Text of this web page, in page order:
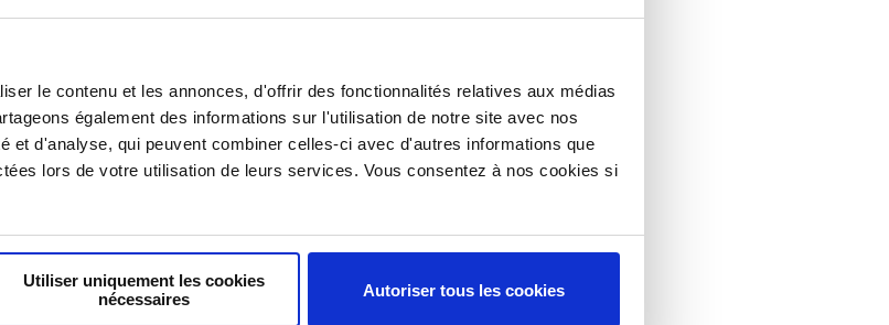
le contenu et les annonces, d'offrir des fonctionnalités relatives aux médias
également des informations sur l'utilisation de notre site avec nos
et d'analyse, qui peuvent combiner celles-ci avec d'autres informations que
lors de votre utilisation de leurs services. Vous consentez à nos cookies si
Utiliser uniquement les cookies
nécessaires
Autoriser tous les cookies